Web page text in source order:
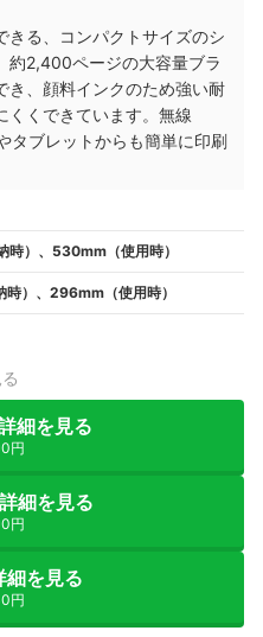
きる、コンパクトサイズのシ
約2,400ページの大容量ブラ
き、顔料インクのため強い耐
くくできています。無線
タブレットからも簡単に印刷
）、530mm（使用時）
）、296mm（使用時）
細を見る
円
細を見る
円
細を見る
円